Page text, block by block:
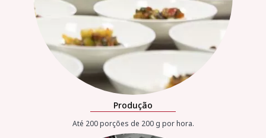
Produção
Até 200 porções de 200 g por hora.